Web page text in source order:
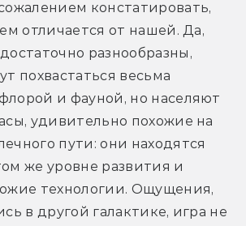
констатировать,
отличается от нашей. Да,
разнообразны,
похвастаться весьма
и фауной, но населяют
удивительно похожие на
пути: они находятся
же уровне развития и
технологии. Ощущения,
в другой галактике, игра не